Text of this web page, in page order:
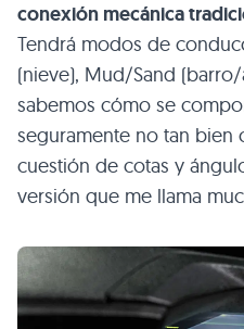
conexión mecánica
Tendrá modos de
(nieve), Mud/Sand
sabemos cómo se
seguramente no tan bien
cuestión de cotas y
versión que me llama